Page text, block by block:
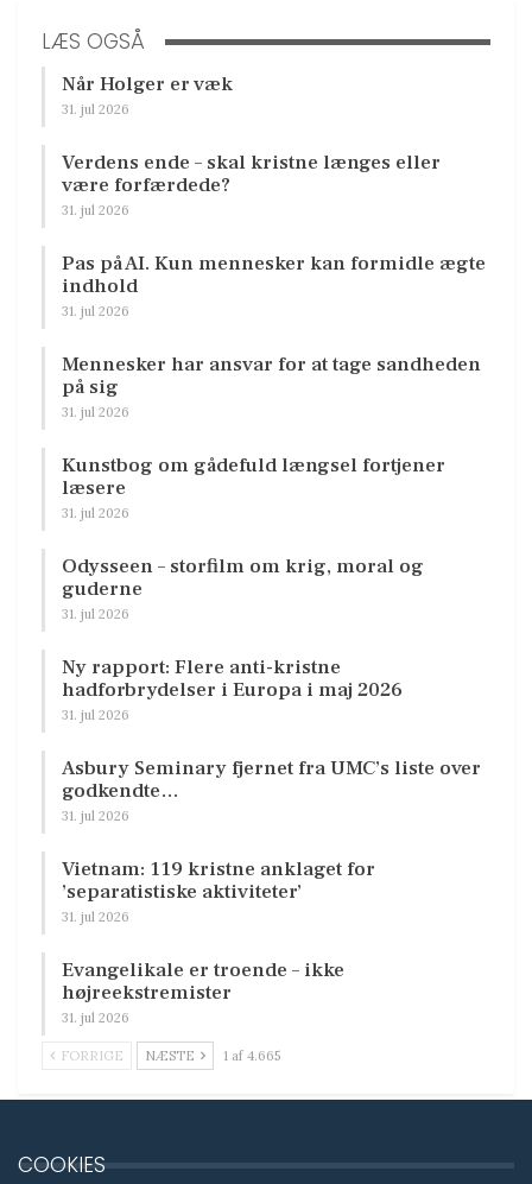
LÆS OGSÅ
Når Holger er væk
31. jul 2026
Verdens ende – skal kristne længes eller
være forfærdede?
31. jul 2026
Pas på AI. Kun mennesker kan formidle ægte
indhold
31. jul 2026
Mennesker har ansvar for at tage sandheden
på sig
31. jul 2026
Kunstbog om gådefuld længsel fortjener
læsere
31. jul 2026
Odysseen – storfilm om krig, moral og
guderne
31. jul 2026
Ny rapport: Flere anti-kristne
hadforbrydelser i Europa i maj 2026
31. jul 2026
Asbury Seminary fjernet fra UMC’s liste over
godkendte…
31. jul 2026
Vietnam: 119 kristne anklaget for
’separatistiske aktiviteter’
31. jul 2026
Evangelikale er troende – ikke
højreekstremister
31. jul 2026
FORRIGE NÆSTE 1 af 4.665
COOKIES